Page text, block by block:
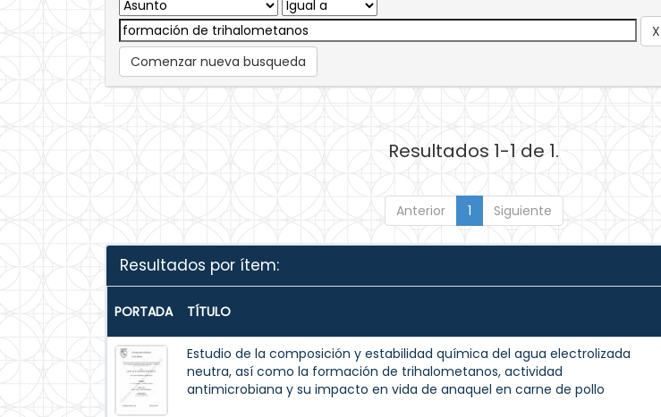
Comenzar nueva busqueda
Resultados 1-1 de 1.
Anterior 1 Siguiente
Resultados por ítem:
PORTADA TÍTULO
Estudio de la composición y estabilidad química del agua electrolizada
neutra, así como la formación de trihalometanos, actividad
antimicrobiana y su impacto en vida de anaquel en carne de pollo